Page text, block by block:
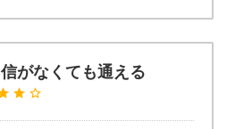
がなくても通える